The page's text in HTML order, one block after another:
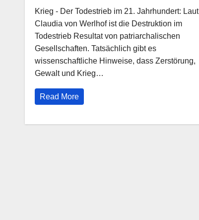
Krieg - Der Todestrieb im 21. Jahrhundert: Laut
Claudia von Werlhof ist die Destruktion im
Todestrieb Resultat von patriarchalischen
Gesellschaften. Tatsächlich gibt es
wissenschaftliche Hinweise, dass Zerstörung,
Gewalt und Krieg…
Read More